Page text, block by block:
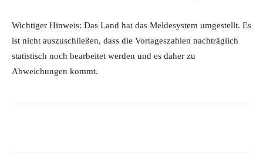
Wichtiger Hinweis: Das Land hat das Meldesystem umgestellt. Es
ist nicht auszuschließen, dass die Vortageszahlen nachträglich
statistisch noch bearbeitet werden und es daher zu
Abweichungen kommt.